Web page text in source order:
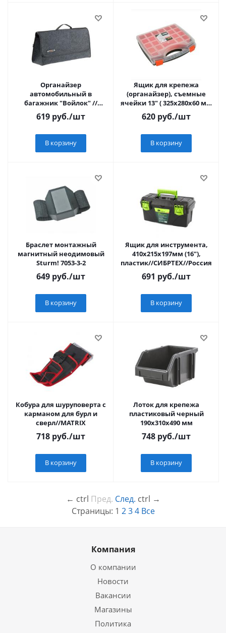
Органайзер
автомобильный в
багажник "Войлок" //
STELS
619 руб./шт
В корзину
Ящик для крепежа
(органайзер), съемные
ячейки 13" ( 325х280х60 мм
620 руб./шт
В корзину
Браслет монтажный
магнитный неодимовый
Sturm! 7053-3-2
649 руб./шт
В корзину
Ящик для инструмента,
410х215х197мм (16"),
пластик//СИБРТЕХ//Россия
691 руб./шт
В корзину
Кобура для шуруповерта с
карманом для бурл и
сверл//MATRIX
718 руб./шт
В корзину
Лоток для крепежа
пластиковый черный
190х310х490 мм
748 руб./шт
В корзину
← ctrl Пред. След. ctrl →
Страницы: 1 2 3 4 Все
Компания
О компании
Новости
Вакансии
Магазины
Политика